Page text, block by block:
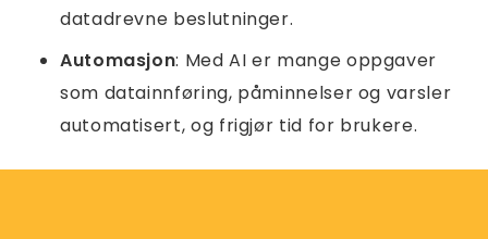
datadrevne beslutninger.
Automasjon: Med AI er mange oppgaver
som datainnføring, påminnelser og varsler
automatisert, og frigjør tid for brukere.